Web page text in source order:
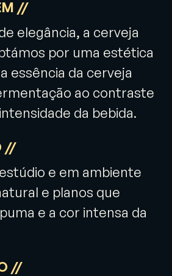
//
elegância, a cerveja
por uma estética
essência da cerveja
ao contraste
da bebida.
//
e em ambiente
e planos que
e a cor intensa da
//